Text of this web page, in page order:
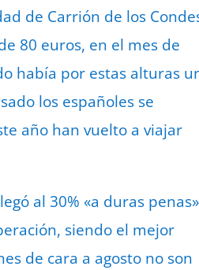
de Carrión de los
80 euros, en el mes de
había por estas alturas
los españoles se
año han vuelto a viajar
al 30% «a duras
siendo el mejor
de cara a agosto no son